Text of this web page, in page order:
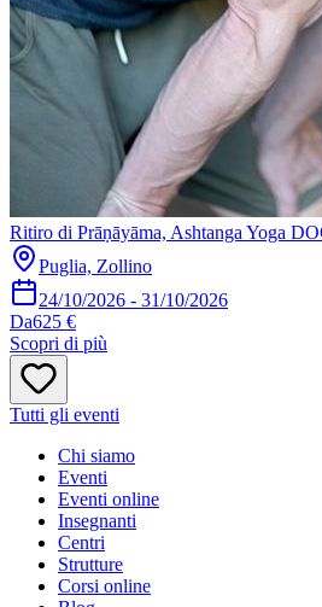
Ritiro di Prāṇāyāma, Ashtanga Yoga
Puglia, Zollino
24/10/2026 - 31/10/2026
Da625 €
Scopri di più
Tutti gli eventi
Chi siamo
Eventi
Eventi online
Insegnanti
Centri
Strutture
Corsi online